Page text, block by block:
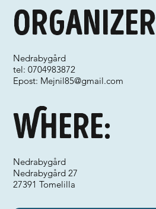
Where:
Organizer
Nedrabygård
tel: 0704983872
Epost: Mejnil85@gmail.com
Nedrabygård
Nedrabygård 27
27391 Tomelilla